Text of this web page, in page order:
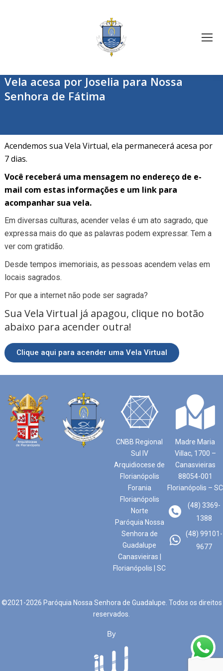
Vela acesa por Joselia para Nossa
Senhora de Fátima
Acendemos sua Vela Virtual, ela permanecerá acesa por
7 dias.
Você receberá uma mensagem no endereço de e-
mail com estas informações e um link para
acompanhar sua vela.
Em diversas culturas, acender velas é um ato sagrado, que
expressa mais do que as palavras podem expressar. Tem a
ver com gratidão.
Desde tempos imemoriais, as pessoas acendem velas em
locais sagrados.
Por que a internet não pode ser sagrada?
Sua Vela Virtual já apagou, clique no botão
abaixo para acender outra!
Clique aqui para acender uma Vela Virtual
CNBB Regional
Sul IV
Arquidiocese de
Florianópolis
Forania
Florianópolis
Norte
Paróquia Nossa
Senhora de
Guadalupe
Canasvieiras |
Florianópolis | SC
Madre Maria
Villac, 1700 –
Canasvieiras
88054-001
Florianópolis – SC
(48) 3369-
1388
(48) 99101-
9677
©2021-2026 Paróquia Nossa Senhora de Guadalupe. Todos os direitos
reservados.
By